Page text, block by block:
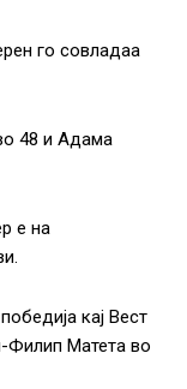
го совладаа
48 и Адама
е на
кај Вест
Филип Матета во